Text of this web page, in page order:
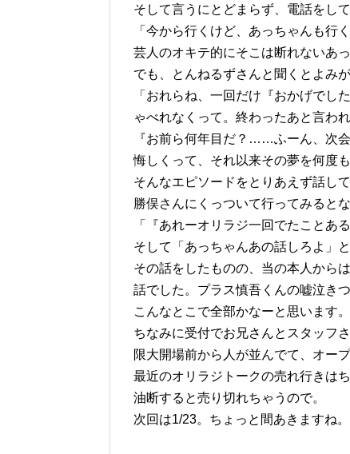
そして言うにとどまらず、電話をし
「今から行くけど、あっちゃんも行く
芸人のオキテ的にそこは断れないあっ
でも、とんねるずさんと聞くとよみ
「おれらね、一回だけ『おかげでし
ゃべれなくって。終わったあと言われ
『お前ら何年目だ？……ふーん、次
悔しくって、それ以来その夢を何度
そんなエピソードをとりあえず話し
勝俣さんにくっついて行ってみると
「『あれーオリラジ一回でたことあ
そして「あっちゃんあの話しろよ」
その話をしたものの、当の本人から
話でした。プラス慎吾くんの嘘泣き
こんなとこで全部かなーと思います。
ちなみに受付でお兄さんとスタッフ
限大開場前から人が並んでて、オー
最近のオリラジトークの売れ行きは
油断すると売り切れちゃうので。
次回は1/23。ちょっと間あきますね。